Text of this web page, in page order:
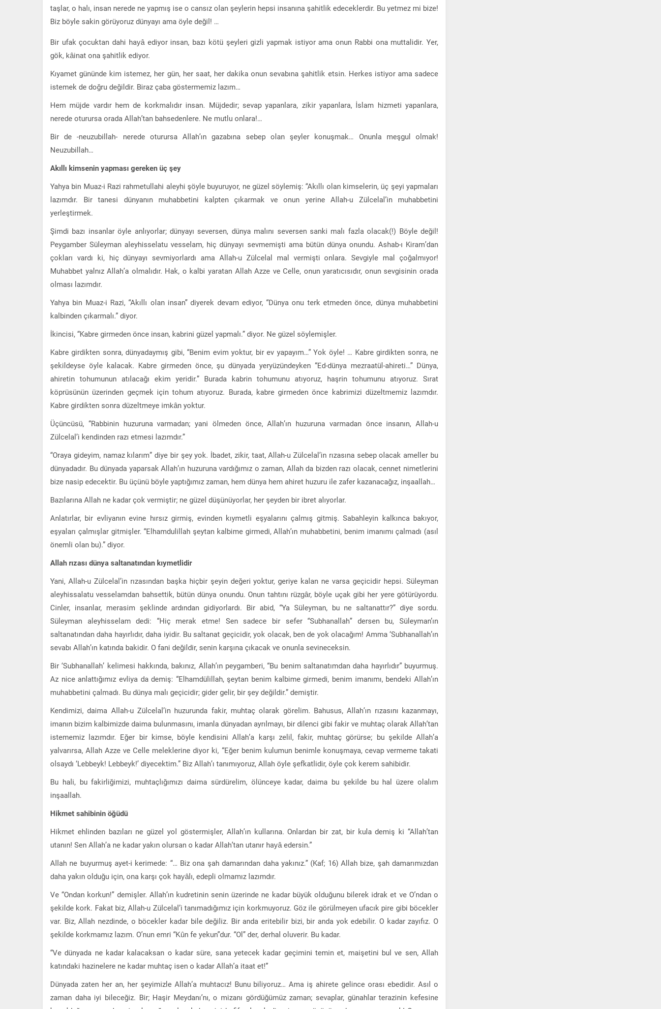
taşlar, o halı, insan nerede ne yapmış ise o cansız olan şeylerin hepsi insanına şahitlik edeceklerdir. Bu yetmez mi bize!
Biz böyle sakin görüyoruz dünyayı ama öyle değil! …
Bir ufak çocuktan dahi hayâ ediyor insan, bazı kötü şeyleri gizli yapmak istiyor ama onun Rabbi ona muttalidir. Yer,
gök, kâinat ona şahitlik ediyor.
Kıyamet gününde kim istemez, her gün, her saat, her dakika onun sevabına şahitlik etsin. Herkes istiyor ama sadece
istemek de doğru değildir. Biraz çaba göstermemiz lazım…
Hem müjde vardır hem de korkmalıdır insan. Müjdedir; sevap yapanlara, zikir yapanlara, İslam hizmeti yapanlara,
nerede oturursa orada Allah’tan bahsedenlere. Ne mutlu onlara!…
Bir de -neuzubillah- nerede oturursa Allah’ın gazabına sebep olan şeyler konuşmak… Onunla meşgul olmak!
Neuzubillah…
Akıllı kimsenin yapması gereken üç şey
Yahya bin Muaz-i Razi rahmetullahi aleyhi şöyle buyuruyor, ne güzel söylemiş: “Akıllı olan kimselerin, üç şeyi yapmaları
lazımdır. Bir tanesi dünyanın muhabbetini kalpten çıkarmak ve onun yerine Allah-u Zülcelal’in muhabbetini
yerleştirmek.
Şimdi bazı insanlar öyle anlıyorlar; dünyayı seversen, dünya malını seversen sanki malı fazla olacak(!) Böyle değil!
Peygamber Süleyman aleyhisselatu vesselam, hiç dünyayı sevmemişti ama bütün dünya onundu. Ashab-ı Kiram’dan
çokları vardı ki, hiç dünyayı sevmiyorlardı ama Allah-u Zülcelal mal vermişti onlara. Sevgiyle mal çoğalmıyor!
Muhabbet yalnız Allah’a olmalıdır. Hak, o kalbi yaratan Allah Azze ve Celle, onun yaratıcısıdır, onun sevgisinin orada
olması lazımdır.
Yahya bin Muaz-i Razi, “Akıllı olan insan” diyerek devam ediyor, “Dünya onu terk etmeden önce, dünya muhabbetini
kalbinden çıkarmalı.” diyor.
İkincisi, “Kabre girmeden önce insan, kabrini güzel yapmalı.” diyor. Ne güzel söylemişler.
Kabre girdikten sonra, dünyadaymış gibi, “Benim evim yoktur, bir ev yapayım…” Yok öyle! … Kabre girdikten sonra, ne
şekildeyse öyle kalacak. Kabre girmeden önce, şu dünyada yeryüzündeyken “Ed-dünya mezraatül-ahireti…” Dünya,
ahiretin tohumunun atılacağı ekim yeridir.” Burada kabrin tohumunu atıyoruz, haşrin tohumunu atıyoruz. Sırat
köprüsünün üzerinden geçmek için tohum atıyoruz. Burada, kabre girmeden önce kabrimizi düzeltmemiz lazımdır.
Kabre girdikten sonra düzeltmeye imkân yoktur.
Üçüncüsü, “Rabbinin huzuruna varmadan; yani ölmeden önce, Allah’ın huzuruna varmadan önce insanın, Allah-u
Zülcelal’i kendinden razı etmesi lazımdır.”
“Oraya gideyim, namaz kılarım” diye bir şey yok. İbadet, zikir, taat, Allah-u Zülcelal’in rızasına sebep olacak ameller bu
dünyadadır. Bu dünyada yaparsak Allah’ın huzuruna vardığımız o zaman, Allah da bizden razı olacak, cennet nimetlerini
bize nasip edecektir. Bu üçünü böyle yaptığımız zaman, hem dünya hem ahiret huzuru ile zafer kazanacağız, inşaallah…
Bazılarına Allah ne kadar çok vermiştir; ne güzel düşünüyorlar, her şeyden bir ibret alıyorlar.
Anlatırlar, bir evliyanın evine hırsız girmiş, evinden kıymetli eşyalarını çalmış gitmiş. Sabahleyin kalkınca bakıyor,
eşyaları çalmışlar gitmişler. “Elhamdulillah şeytan kalbime girmedi, Allah’ın muhabbetini, benim imanımı çalmadı (asıl
önemli olan bu).” diyor.
Allah rızası dünya saltanatından kıymetlidir
Yani, Allah-u Zülcelal’in rızasından başka hiçbir şeyin değeri yoktur, geriye kalan ne varsa geçicidir hepsi. Süleyman
aleyhissalatu vesselamdan bahsettik, bütün dünya onundu. Onun tahtını rüzgâr, böyle uçak gibi her yere götürüyordu.
Cinler, insanlar, merasim şeklinde ardından gidiyorlardı. Bir abid, “Ya Süleyman, bu ne saltanattır?” diye sordu.
Süleyman aleyhisselam dedi: “Hiç merak etme! Sen sadece bir sefer “Subhanallah” dersen bu, Süleyman’ın
saltanatından daha hayırlıdır, daha iyidir. Bu saltanat geçicidir, yok olacak, ben de yok olacağım! Amma ‘Subhanallah’ın
sevabı Allah’ın katında bakidir. O fani değildir, senin karşına çıkacak ve onunla sevineceksin.
Bir ‘Subhanallah’ kelimesi hakkında, bakınız, Allah’ın peygamberi, “Bu benim saltanatımdan daha hayırlıdır” buyurmuş.
Az nice anlattığımız evliya da demiş: “Elhamdülillah, şeytan benim kalbime girmedi, benim imanımı, bendeki Allah’ın
muhabbetini çalmadı. Bu dünya malı geçicidir; gider gelir, bir şey değildir.” demiştir.
Kendimizi, daima Allah-u Zülcelal’in huzurunda fakir, muhtaç olarak görelim. Bahusus, Allah’ın rızasını kazanmayı,
imanın bizim kalbimizde daima bulunmasını, imanla dünyadan ayrılmayı, bir dilenci gibi fakir ve muhtaç olarak Allah’tan
istememiz lazımdır. Eğer bir kimse, böyle kendisini Allah’a karşı zelil, fakir, muhtaç görürse; bu şekilde Allah’a
yalvarırsa, Allah Azze ve Celle meleklerine diyor ki, “Eğer benim kulumun benimle konuşmaya, cevap vermeme takati
olsaydı ‘Lebbeyk! Lebbeyk!’ diyecektim.” Biz Allah’ı tanımıyoruz, Allah öyle şefkatlidir, öyle çok kerem sahibidir.
Bu hali, bu fakirliğimizi, muhtaçlığımızı daima sürdürelim, ölünceye kadar, daima bu şekilde bu hal üzere olalım
inşaallah.
Hikmet sahibinin öğüdü
Hikmet ehlinden bazıları ne güzel yol göstermişler, Allah’ın kullarına. Onlardan bir zat, bir kula demiş ki “Allah’tan
utanın! Sen Allah’a ne kadar yakın olursan o kadar Allah’tan utanır hayâ edersin.”
Allah ne buyurmuş ayet-i kerimede: “… Biz ona şah damarından daha yakınız.” (Kaf; 16) Allah bize, şah damarımızdan
daha yakın olduğu için, ona karşı çok hayâlı, edepli olmamız lazımdır.
Ve “Ondan korkun!” demişler. Allah’ın kudretinin senin üzerinde ne kadar büyük olduğunu bilerek idrak et ve O’ndan o
şekilde kork. Fakat biz, Allah-u Zülcelal’i tanımadığımız için korkmuyoruz. Göz ile görülmeyen ufacık pire gibi böcekler
var. Biz, Allah nezdinde, o böcekler kadar bile değiliz. Bir anda eritebilir bizi, bir anda yok edebilir. O kadar zayıfız. O
şekilde korkmamız lazım. O’nun emri “Kûn fe yekun”dur. “Ol” der, derhal oluverir. Bu kadar.
“Ve dünyada ne kadar kalacaksan o kadar süre, sana yetecek kadar geçimini temin et, maişetini bul ve sen, Allah
katındaki hazinelere ne kadar muhtaç isen o kadar Allah’a itaat et!”
Dünyada zaten her an, her şeyimizle Allah’a muhtacız! Bunu biliyoruz… Ama iş ahirete gelince orası ebedidir. Asıl o
zaman daha iyi bileceğiz. Bir; Haşir Meydanı’nı, o mizanı gördüğümüz zaman; sevaplar, günahlar terazinin kefesine